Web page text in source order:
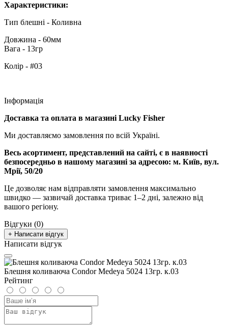
Характеристики:
Тип блешні - Коливна
Довжина - 60мм
Вага - 13гр
Колір - #03
Інформація
Доставка та оплата в магазині Lucky Fisher
Ми доставляємо замовлення по всій Україні.
Весь асортимент, представлений на сайті, є в наявності
безпосередньо в нашому магазині за адресою: м. Київ, вул.
Мрії, 50/20
Це дозволяє нам відправляти замовлення максимально
швидко — зазвичай доставка триває 1–2 дні, залежно від
вашого регіону.
Відгуки (0)
+ Написати відгук
Написати відгук
Блешня коливаюча Condor Medeya 5024 13гр. к.03
Рейтинг